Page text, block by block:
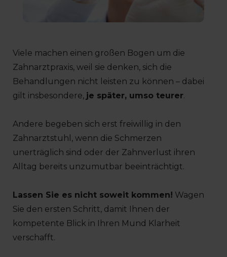
Viele machen einen großen Bogen um die
Zahnarztpraxis, weil sie denken, sich die
Behandlungen nicht leisten zu können – dabei
gilt insbesondere, je später, umso teurer.
Andere begeben sich erst freiwillig in den
Zahnarztstuhl, wenn die Schmerzen
unerträglich sind oder der Zahnverlust ihren
Alltag bereits unzumutbar beeinträchtigt.
Lassen Sie es nicht soweit kommen! Wagen
Sie den ersten Schritt, damit Ihnen der
kompetente Blick in Ihren Mund Klarheit
verschafft.